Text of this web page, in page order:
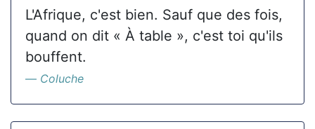
L'Afrique, c'est bien. Sauf que des fois,
quand on dit « À table », c'est toi qu'ils
bouffent.
Coluche